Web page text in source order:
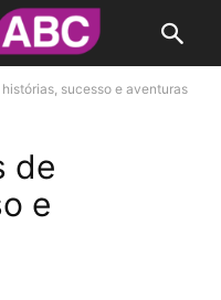
sucesso e aventuras
de
e